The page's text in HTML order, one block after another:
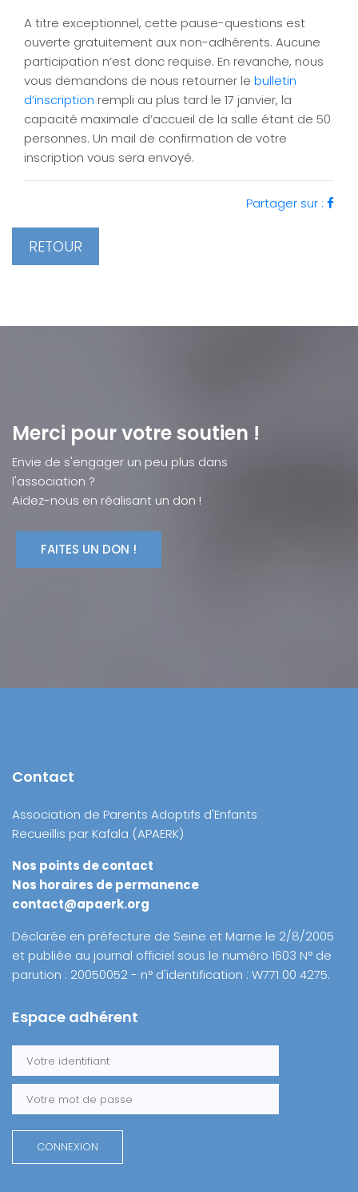
A titre exceptionnel, cette pause-questions est
ouverte gratuitement aux non-adhérents. Aucune
participation n’est donc requise. En revanche, nous
vous demandons de nous retourner le bulletin
d’inscription rempli au plus tard le 17 janvier, la
capacité maximale d’accueil de la salle étant de 50
personnes. Un mail de confirmation de votre
inscription vous sera envoyé.
Partager sur :
RETOUR
Merci pour votre soutien !
Envie de s'engager un peu plus dans
l'association ?
Aidez-nous en réalisant un don !
Contact
Association de Parents Adoptifs d'Enfants
Recueillis par Kafala (APAERK)
Nos points de contact
Nos horaires de permanence
contact@apaerk.org
Déclarée en préfecture de Seine et Marne le 2/8/2005
et publiée au journal officiel sous le numéro 1603 N° de
parution : 20050052 - n° d'identification : W771 00 4275.
Espace adhérent